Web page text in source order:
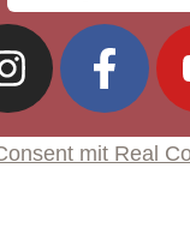
mit Real